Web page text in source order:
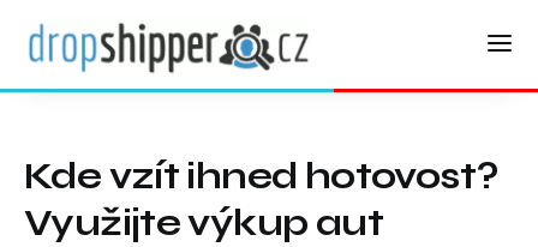
Kde vzít ihned hotovost?
Využijte výkup aut